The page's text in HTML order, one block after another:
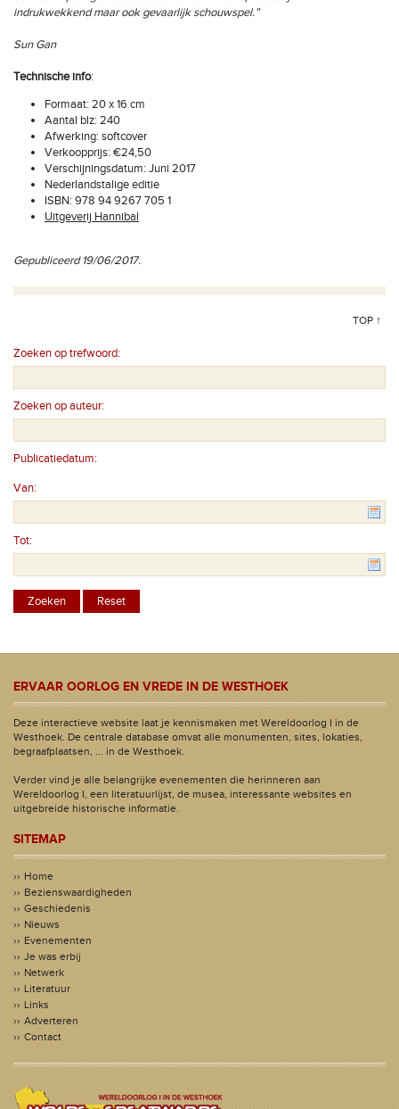
indrukwekkend maar ook gevaarlijk schouwspel.”
Sun Gan
Technische info:
Formaat: 20 x 16 cm
Aantal blz: 240
Afwerking: softcover
Verkoopprijs: €24,50
Verschijningsdatum: Juni 2017
Nederlandstalige editie
ISBN: 978 94 9267 705 1
Uitgeverij Hannibal
Gepubliceerd 19/06/2017.
TOP ↑
Zoeken op trefwoord:
Zoeken op auteur:
Publicatiedatum:
Van:
Tot:
ERVAAR OORLOG EN VREDE IN DE WESTHOEK
Deze interactieve website laat je kennismaken met Wereldoorlog I in de
Westhoek. De centrale database omvat alle monumenten, sites, lokaties,
begraafplaatsen, ... in de Westhoek.
Verder vind je alle belangrijke evenementen die herinneren aan
Wereldoorlog I, een literatuurlijst, de musea, interessante websites en
uitgebreide historische informatie.
SITEMAP
Home
Bezienswaardigheden
Geschiedenis
Nieuws
Evenementen
Je was erbij
Netwerk
Literatuur
Links
Adverteren
Contact